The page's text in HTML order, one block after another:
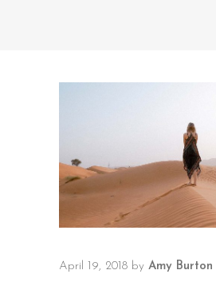
April 19, 2018 by Amy Burton